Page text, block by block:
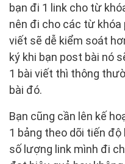
bạn đi 1 link cho từ
nên đi cho các từ khóa
viết sẽ dễ kiểm soát
ký khi bạn post bài nó
1 bài viết thì thông
bài đó.
Bạn cũng cần lên kế
1 bảng theo dõi tiến
số lượng link mình đi